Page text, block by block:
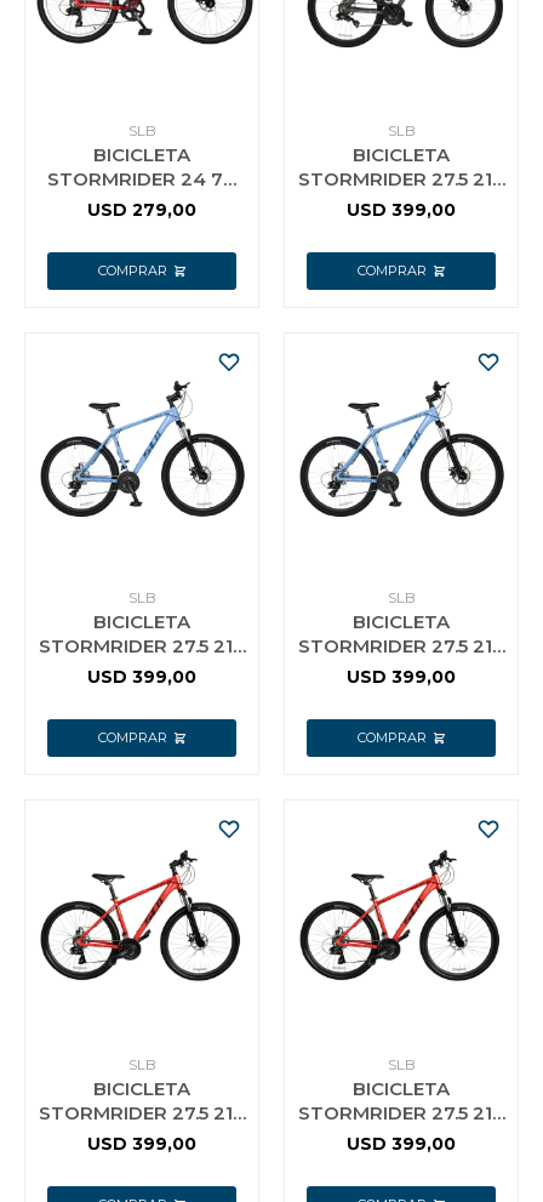
SLB
BICICLETA
STORMRIDER 24 7V
SLB ROJO
USD 279,00
SLB
BICICLETA
STORMRIDER 27.5 21V
S SLB
USD 399,00
SLB
BICICLETA
STORMRIDER 27.5 21V
M SLB CELESTE
USD 399,00
SLB
BICICLETA
STORMRIDER 27.5 21V
L SLB CELESTE
USD 399,00
SLB
BICICLETA
STORMRIDER 27.5 21V
S SLB ROJA
USD 399,00
SLB
BICICLETA
STORMRIDER 27.5 21V
L SLB ROJA
USD 399,00